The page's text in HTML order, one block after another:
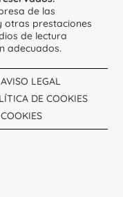
de las
otras prestaciones
de lectura
adecuados.
AVISO LEGAL
DE COOKIES